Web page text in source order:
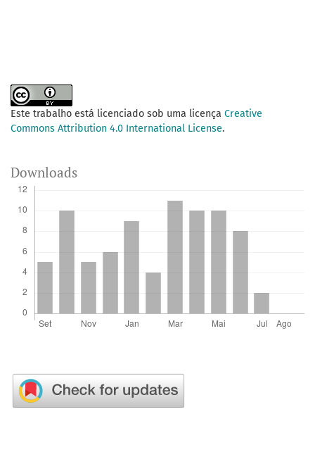
Este trabalho está licenciado sob uma licença Creative
Commons Attribution 4.0 International License.
Downloads